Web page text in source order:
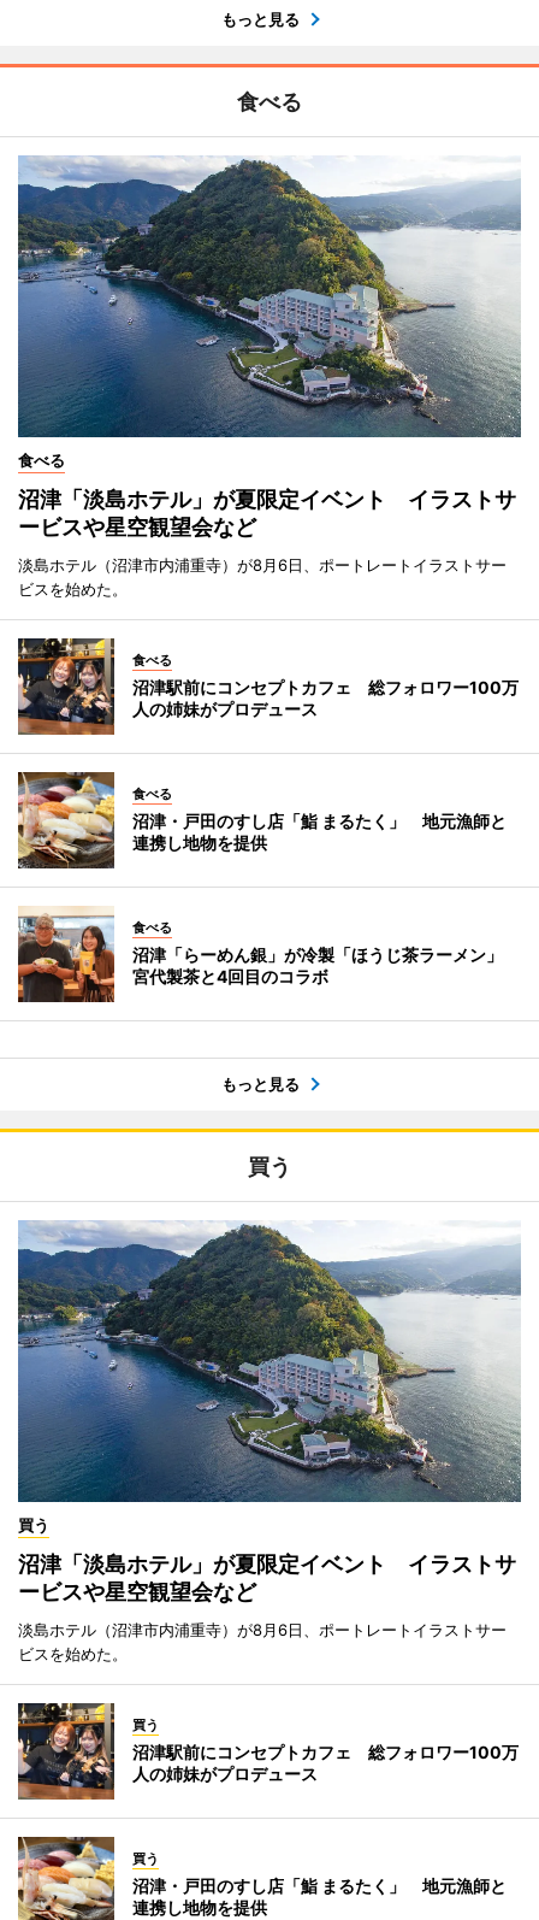
もっと見る
食べる
食べる
沼津「淡島ホテル」が夏限定イベント イラストサ
ービスや星空観望会など
淡島ホテル（沼津市内浦重寺）が8月6日、ポートレートイラストサー
ビスを始めた。
食べる
沼津駅前にコンセプトカフェ 総フォロワー100万
人の姉妹がプロデュース
食べる
沼津・戸田のすし店「鮨 まるたく」 地元漁師と
連携し地物を提供
食べる
沼津「らーめん銀」が冷製「ほうじ茶ラーメン」
宮代製茶と4回目のコラボ
もっと見る
買う
買う
沼津「淡島ホテル」が夏限定イベント イラストサ
ービスや星空観望会など
淡島ホテル（沼津市内浦重寺）が8月6日、ポートレートイラストサー
ビスを始めた。
買う
沼津駅前にコンセプトカフェ 総フォロワー100万
人の姉妹がプロデュース
買う
沼津・戸田のすし店「鮨 まるたく」 地元漁師と
連携し地物を提供